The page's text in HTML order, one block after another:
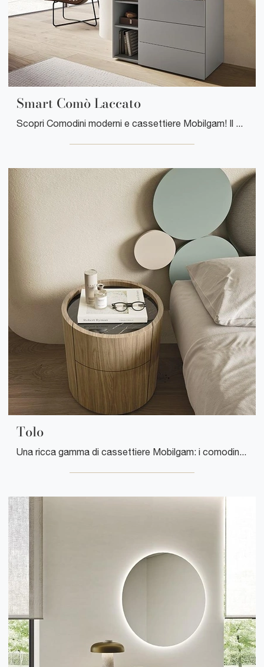
Smart Comò Laccato
Scopri Comodini moderni e cassettiere Mobilgam! Il modello Smart Comò Laccato realizzato in laccato opaco è la soluzione ottimale.
Tolo
Una ricca gamma di cassettiere Mobilgam: i comodini design in legno, come Tolo, sono tra le soluzioni più esclusive.